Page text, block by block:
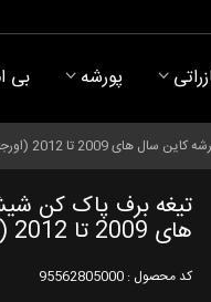
پورشه بی
(اورجینال) - 95562805000
تیغه برف پاک کن
های 2009 تا 2012 (اورجینال) - 95562805000
کد محصول : 95562805000